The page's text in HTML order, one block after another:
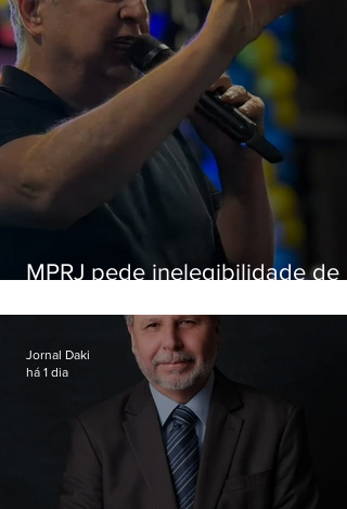
MPRJ pede inelegibilidade de
Jornal Daki
há 1 dia